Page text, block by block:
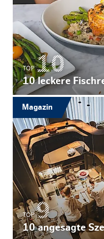
TOP
10 leckere
TOP
10 angesagte
Magazin